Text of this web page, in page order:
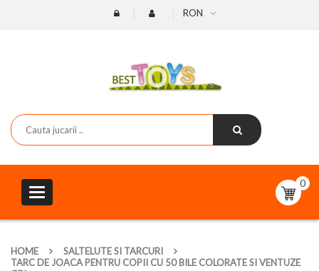
RON
Toggle
navigation
0
HOME
SALTELUTE SI TARCURI
TARC DE JOACA PENTRU COPII CU 50 BILE COLORATE SI VENTUZE